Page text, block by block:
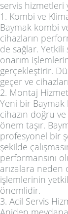
servis hizmetleri
1. Kombi ve
Baymak kombi
cihazların
de sağlar. Yetkili
onarım
gerçekleştirir.
geçer ve
2. Montaj
Yeni bir Baymak
cihazın doğru
önem taşır.
profesyonel bir
şekilde
performansını
arızalara
işlemlerinin
önemlidir.
3. Acil Servis